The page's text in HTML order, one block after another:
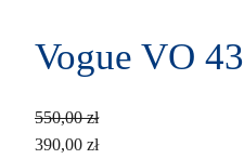
Vogue VO
550,00zł
Pierwotna
390,00 złAktualna